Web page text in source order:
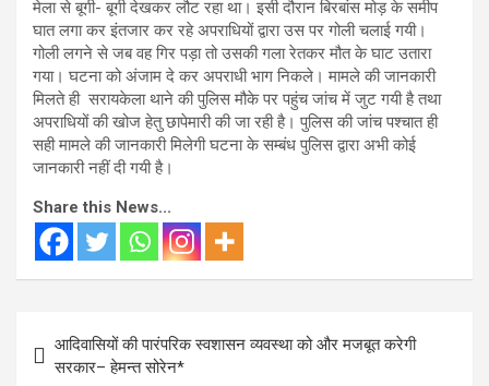
मेला से बूगी- बूगी देखकर लौट रहा था। इसी दौरान बिरबांस मोड़ के समीप
घात लगा कर इंतजार कर रहे अपराधियों द्वारा उस पर गोली चलाई गयी।
गोली लगने से जब वह गिर पड़ा तो उसकी गला रेतकर मौत के घाट उतारा
गया। घटना को अंजाम दे कर अपराधी भाग निकले। मामले की जानकारी
मिलते ही सरायकेला थाने की पुलिस मौके पर पहुंच जांच में जुट गयी है तथा
अपराधियों की खोज हेतु छापेमारी की जा रही है। पुलिस की जांच पश्चात ही
सही मामले की जानकारी मिलेगी घटना के सम्बंध पुलिस द्वारा अभी कोई
जानकारी नहीं दी गयी है।
Share this News...
Post
navigation
आदिवासियों की पारंपरिक स्वशासन व्यवस्था को और मजबूत करेगी
सरकार– हेमन्त सोरेन*